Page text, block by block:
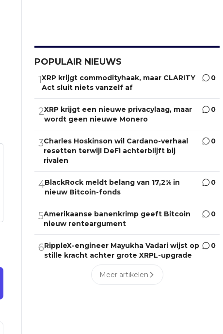
POPULAIR NIEUWS
1XRP krijgt commodityhaak, maar CLARITY
Act sluit niets vanzelf af
0
2XRP krijgt een nieuwe privacylaag, maar
wordt geen nieuwe Monero
0
3Charles Hoskinson wil Cardano-verhaal
resetten terwijl DeFi achterblijft bij
rivalen
0
4BlackRock meldt belang van 17,2% in
nieuw Bitcoin-fonds
0
5Amerikaanse banenkrimp geeft Bitcoin
nieuw renteargument
0
6RippleX-engineer Mayukha Vadari wijst op
stille kracht achter grote XRPL-upgrade
0
Meer artikelen